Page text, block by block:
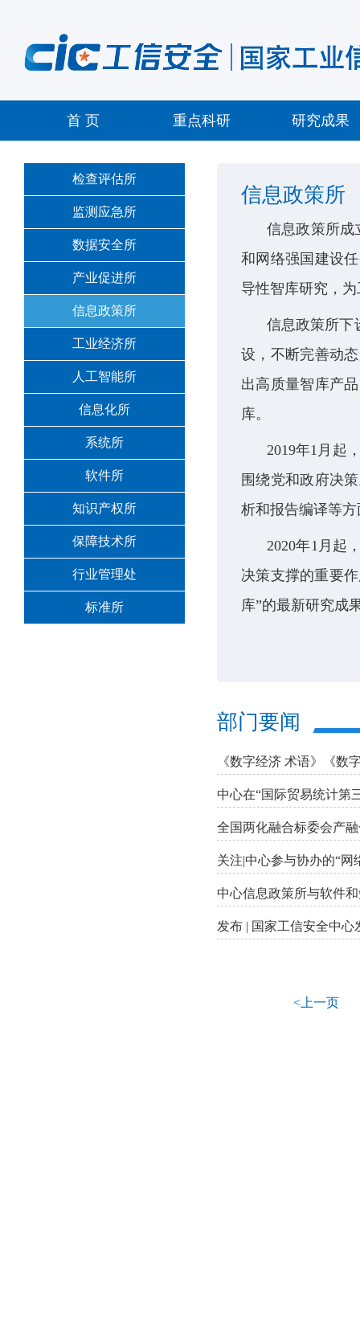
首 页 重点科研 研究成果
检查评估所
监测应急所
数据安全所
产业促进所
信息政策所
工业经济所
人工智能所
信息化所
系统所
软件所
知识产权所
保障技术所
行业管理处
标准所
信息政策所
信息政策所成
和网络强国建设
导性智库研究，
信息政策所下
设，不断完善动
出高质量智库产
库。
2019年1 月起
围绕党和政府决
析和报告编译等
2020年1 月起
决策支撑的重要
库”的最新研究成
部门要闻
《数字经济 术语》《数
中心在“国际贸易统计第
全国两化融合标委会产
关注|中心参与协办的“
中心信息政策所与软件
发布 | 国家工信安全中
<上一页